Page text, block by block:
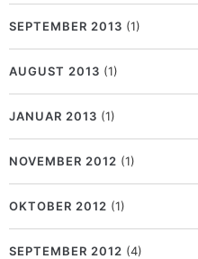
SEPTEMBER 2013 (1)
AUGUST 2013 (1)
JANUAR 2013 (1)
NOVEMBER 2012 (1)
OKTOBER 2012 (1)
SEPTEMBER 2012 (4)